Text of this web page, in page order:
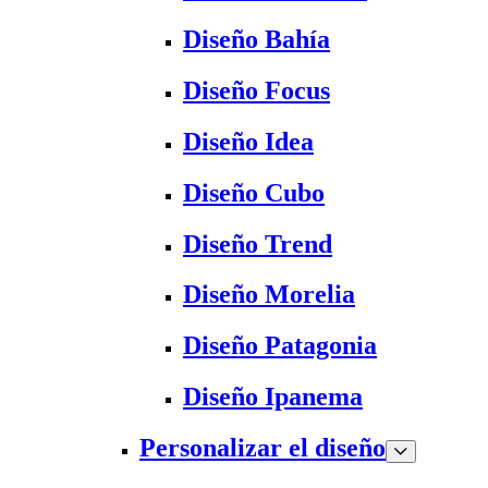
Diseño Bahía
Diseño Focus
Diseño Idea
Diseño Cubo
Diseño Trend
Diseño Morelia
Diseño Patagonia
Diseño Ipanema
Personalizar el diseño